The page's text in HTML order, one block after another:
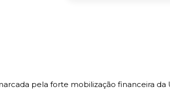
pela forte mobilização financeira da